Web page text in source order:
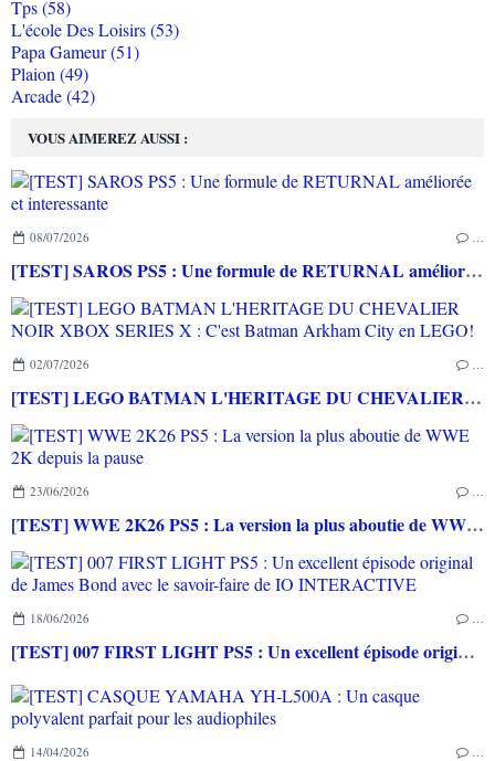
VOUS AIMEREZ AUSSI :
08/07/2026
[TEST] SAROS PS5 : Une formule de RETURNAL améliorée et interessante
02/07/2026
[TEST] LEGO BATMAN L'HERITAGE DU CHEVALIER NOIR XBOX SERIES X : C'est Batman Arkham City en LEGO!
23/06/2026
[TEST] WWE 2K26 PS5 : La version la plus aboutie de WWE 2K depuis la pause
18/06/2026
[TEST] 007 FIRST LIGHT PS5 : Un excellent épisode original de James Bond avec le savoir-faire de IO INTERACTIVE
14/04/2026
Tps (58)
L'école Des Loisirs (53)
Papa Gameur (51)
Plaion (49)
Arcade (42)